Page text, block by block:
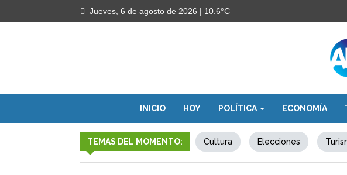
Jueves, 6 de agosto de 2026 | 10.6°C
INICIO HOY POLÍTICA ECONOMÍA
TEMAS DEL MOMENTO: Cultura Elecciones